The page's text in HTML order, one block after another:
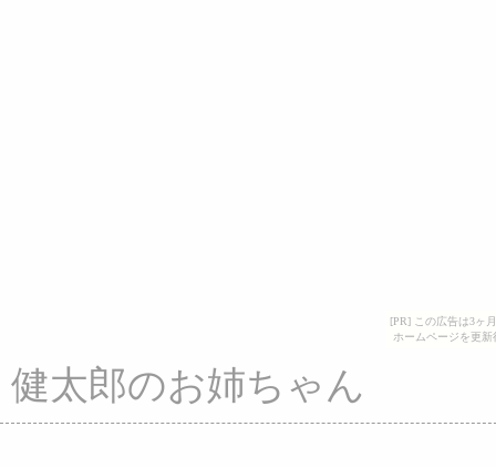
[PR] この広告は3ヶ
ホームページを更
健太郎のお姉ちゃん